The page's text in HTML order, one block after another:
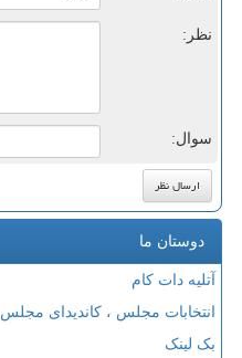
نظر:
سوال:
دوستان ما
آتلیه دات کام
انتخابات مجلس ، کاندیدای مجلس
بک لینک